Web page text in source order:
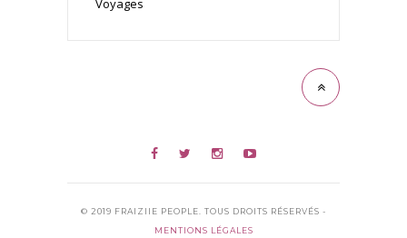
Voyages
© 2019 FRAIZIIE PEOPLE. TOUS DROITS RÉSERVÉS -
MENTIONS LÉGALES